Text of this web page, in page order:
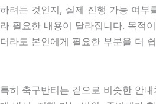
하려는 것인지, 실제 진행 가능 여부
라 필요한 내용이 달라집니다. 목적
더라도 본인에게 필요한 부분을 더
특히 축구반티는 겉으로 비슷한 안